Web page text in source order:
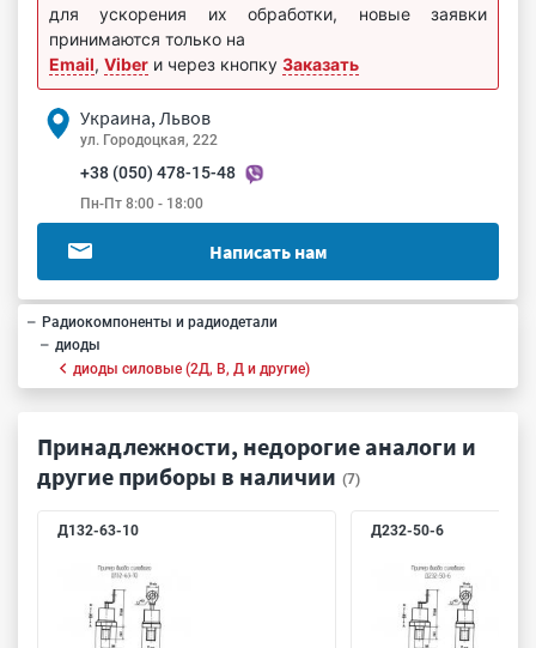
для ускорения их обработки, новые заявки
принимаются только на
Email, Viber и через кнопку Заказать
Украина, Львов
ул. Городоцкая, 222
+38 (050) 478-15-48
Пн-Пт 8:00 - 18:00
Написать нам
Радиокомпоненты и радиодетали
диоды
диоды силовые (2Д, В, Д и другие)
Принадлежности, недорогие аналоги и
другие приборы в наличии (7)
Д132-63-10 Д232-50-6